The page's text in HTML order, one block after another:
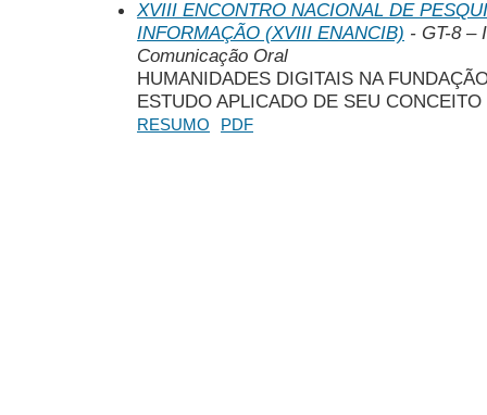
XVIII ENCONTRO NACIONAL DE
INFORMAÇÃO (XVIII ENANCIB) - GT-8 –
Comunicação Oral
HUMANIDADES DIGITAIS NA
ESTUDO APLICADO DE SEU CONCEITO
RESUMO PDF